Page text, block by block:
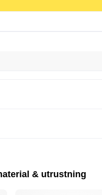
& utrustning